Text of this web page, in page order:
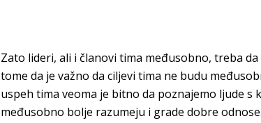
Zato lideri, ali i članovi tima međusobno, treba
tome da je važno da ciljevi tima ne budu
uspeh tima veoma je bitno da poznajemo ljude s
međusobno bolje razumeju i grade dobre odnose.